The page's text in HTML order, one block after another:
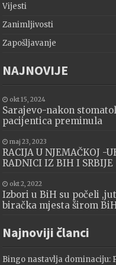
Vijesti
Zanimljivosti
Zapošljavanje
NAJNOVIJE
okt 15, 2024
Sarajevo-nakon
pacijentica preminula
maj 23, 2023
RACIJA U NJEMAČKOJ -
RADNICI IZ BIH I SRBIJE
okt 2, 2022
Izbori u BiH su počeli
biračka mjesta širom
Najnoviji članci
Bingo nastavlja dominaciju: